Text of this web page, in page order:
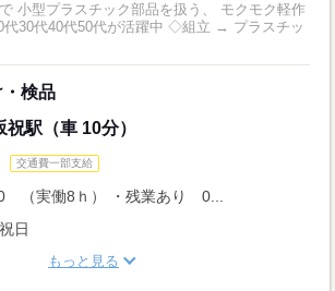
小型プラスチック部品を扱う、 モクモク軽作
検品
駅（車 10分）
交通費一部支給
（実働8ｈ） ・残業あり 0...
日
もっと見る